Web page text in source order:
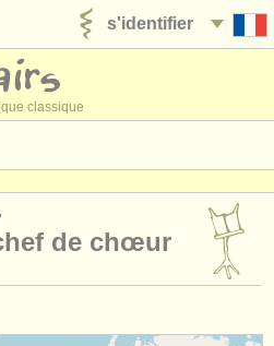
s'identifier
classique
de chœur